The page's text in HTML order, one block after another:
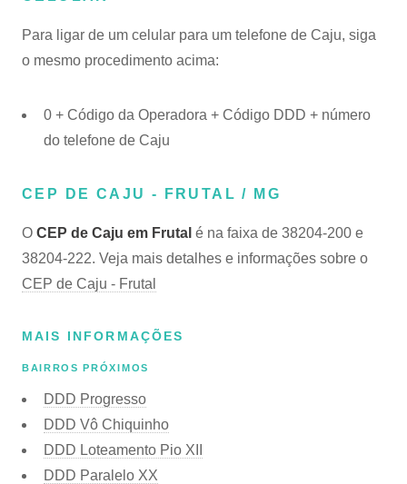
Para ligar de um celular para um telefone de Caju, siga
o mesmo procedimento acima:
0 + Código da Operadora + Código DDD + número
do telefone de Caju
CEP DE CAJU - FRUTAL / MG
O CEP de Caju em Frutal é na faixa de 38204-200 e
38204-222. Veja mais detalhes e informações sobre o
CEP de Caju - Frutal
MAIS INFORMAÇÕES
BAIRROS PRÓXIMOS
DDD Progresso
DDD Vô Chiquinho
DDD Loteamento Pio XII
DDD Paralelo XX